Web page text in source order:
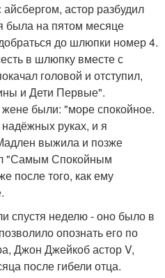
айсбергом, астор разбудил
была на пятом месяце
до шлюпки номер 4.
в шлюпку вместе с
головой и отступил,
и Дети Первые".
были: "море спокойное.
руках, и я
выжила и позже
"Самым Спокойным
после того, как ему
спустя неделю - оно было в
опознать его по
Джон Джейкоб астор V,
после гибели отца.